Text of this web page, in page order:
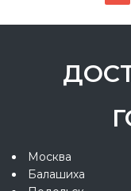
Москва
Балашиха